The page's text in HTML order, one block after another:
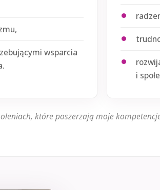
wsparcia
i
które poszerzają moje